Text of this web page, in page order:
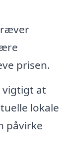
prisen.
vigtigt at
lokale
påvirke